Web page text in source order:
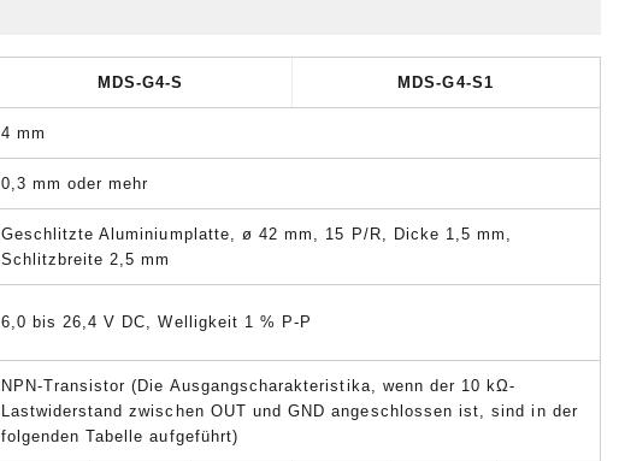
MDS-G4-S MDS-G4-S1
4 mm
0,3 mm oder mehr
Geschlitzte Aluminiumplatte, ø 42 mm, 15 P/R, Dicke 1,5 mm,
Schlitzbreite 2,5 mm
6,0 bis 26,4 V DC, Welligkeit 1 % P-P
NPN-Transistor (Die Ausgangscharakteristika, wenn der 10 kΩ-
Lastwiderstand zwischen OUT und GND angeschlossen ist, sind in der
folgenden Tabelle aufgeführt)